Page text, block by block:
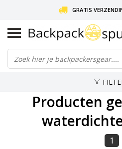
GRATIS
LIEFDE VOOR
30 DAGEN
Producten
1